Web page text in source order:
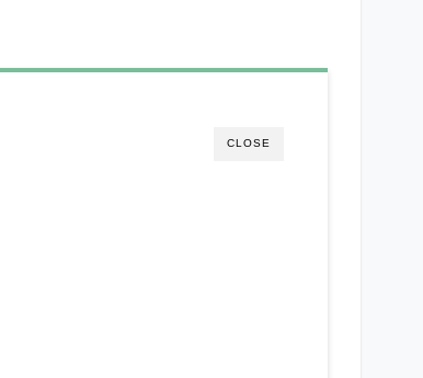
CLOSE